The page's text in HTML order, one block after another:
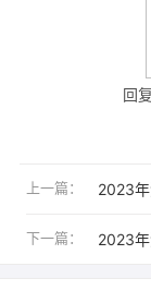
回
上一篇： 2023
下一篇：